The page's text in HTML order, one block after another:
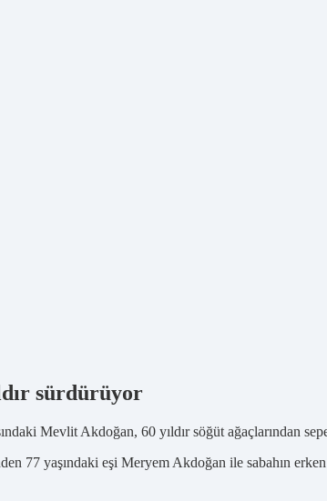
sürdürüyor
Mevlit Akdoğan, 60 yıldır söğüt ağaçlarından
77 yaşındaki eşi Meryem Akdoğan ile sabahın